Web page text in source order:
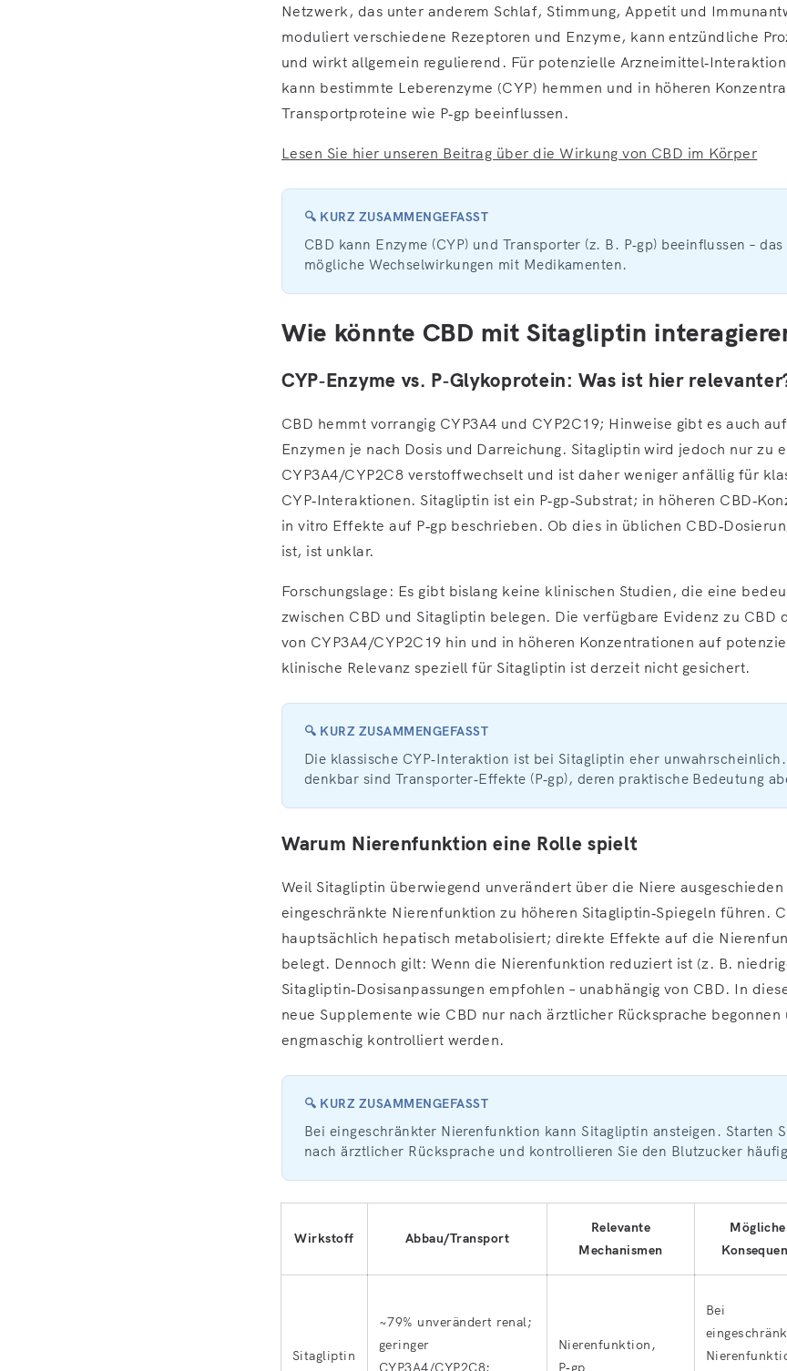
Netzwerk, das unter anderem Schlaf, Stimmung, Appetit und
moduliert verschiedene Rezeptoren und Enzyme, kann entzündliche
und wirkt allgemein regulierend. Für potenzielle
kann bestimmte Leberenzyme (CYP) hemmen und in höheren
Transportproteine wie P‑gp beeinflussen.
Lesen Sie hier unseren Beitrag über die Wirkung von CBD im Körper
🔍 KURZ ZUSAMMENGEFASST
CBD kann Enzyme (CYP) und Transporter (z. B. P‑gp) beeinflussen –
mögliche Wechselwirkungen mit Medikamenten.
Wie könnte CBD mit Sitagliptin
CYP‑Enzyme vs. P‑Glykoprotein: Was ist hier
CBD hemmt vorrangig CYP3A4 und CYP2C19; Hinweise gibt es auch
Enzymen je nach Dosis und Darreichung. Sitagliptin wird jedoch nur zu
CYP3A4/CYP2C8 verstoffwechselt und ist daher weniger anfällig für
CYP‑Interaktionen. Sitagliptin ist ein P‑gp‑Substrat; in höheren
in vitro Effekte auf P‑gp beschrieben. Ob dies in üblichen
ist, ist unklar.
Forschungslage: Es gibt bislang keine klinischen Studien, die eine
zwischen CBD und Sitagliptin belegen. Die verfügbare Evidenz zu CBD
von CYP3A4/CYP2C19 hin und in höheren Konzentrationen auf
klinische Relevanz speziell für Sitagliptin ist derzeit nicht gesichert.
🔍 KURZ ZUSAMMENGEFASST
Die klassische CYP‑Interaktion ist bei Sitagliptin eher
denkbar sind Transporter‑Effekte (P‑gp), deren praktische Bedeutung
Warum Nierenfunktion eine Rolle spielt
Weil Sitagliptin überwiegend unverändert über die Niere
eingeschränkte Nierenfunktion zu höheren Sitagliptin‑Spiegeln führen.
hauptsächlich hepatisch metabolisiert; direkte Effekte auf die
belegt. Dennoch gilt: Wenn die Nierenfunktion reduziert ist (z. B.
Sitagliptin‑Dosisanpassungen empfohlen – unabhängig von CBD. In
neue Supplemente wie CBD nur nach ärztlicher Rücksprache
engmaschig kontrolliert werden.
🔍 KURZ ZUSAMMENGEFASST
Bei eingeschränkter Nierenfunktion kann Sitagliptin ansteigen. Starten
nach ärztlicher Rücksprache und kontrollieren Sie den Blutzucker
Wirkstoff Abbau/Transport
Relevante
Mechanismen
Mögliche
Sitagliptin
~79% unverändert renal;
geringer
CYP3A4/CYP2C8;
Nierenfunktion,
P‑gp
Bei